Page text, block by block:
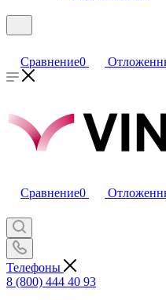
Сравнение0
Сравнение0
Телефоны
8 (800) 444 40 93